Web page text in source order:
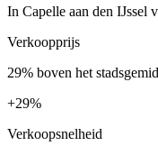
In Capelle aan den IJssel
Verkoopprijs
29% boven het
+29%
Verkoopsnelheid